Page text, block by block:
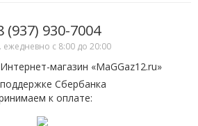
(937) 930-7004
ежедневно с 8:00 до 20:00
магазин «MaGGaz12.ru»
Сбербанка
к оплате: